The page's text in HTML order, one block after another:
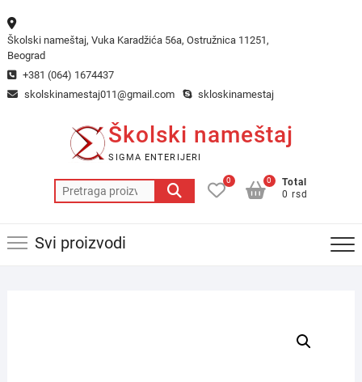
to
content
Školski nameštaj, Vuka Karadžića 56a, Ostružnica 11251,
Beograd
+381 (064) 1674437
skolskinamestaj011@gmail.com
skloskinamestaj
Školski nameštaj
SIGMA ENTERIJERI
Pretraga
za:
0
Total
0 rsd
0
Svi proizvodi